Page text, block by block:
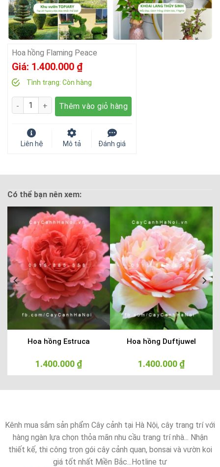
Hoa hồng Flaming Peace
Giá: 1.400.000 ₫
Tình trạng: Còn hàng
Số lượng Thêm vào giỏ hàng
Liên hệ Mô tả Đánh giá
Có thể bạn nên xem:
Hoa hồng Estruca
1.400.000 ₫
Hoa hồng Duftjuwel
1.400.000 ₫
Kênh mua sắm sản phẩm Cây cảnh tại Hà Nội, cây trang trí với
hàng ngàn lựa chọn thỏa mãn nhu cầu trang trí nhà... Nhận
thiết kế, thi công trọn gói cây cảnh quan, bonsai và vườn koi
giá tốt nhất Miền Bắc...Hotline tư